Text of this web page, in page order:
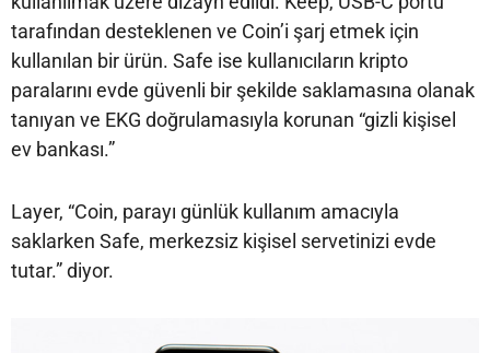
tarafından desteklenen ve Coin’i şarj etmek için
kullanılan bir ürün. Safe ise kullanıcıların kripto
paralarını evde güvenli bir şekilde saklamasına olanak
tanıyan ve EKG doğrulamasıyla korunan “gizli kişisel
ev bankası.”
Layer, “Coin, parayı günlük kullanım amacıyla
saklarken Safe, merkezsiz kişisel servetinizi evde
tutar.” diyor.